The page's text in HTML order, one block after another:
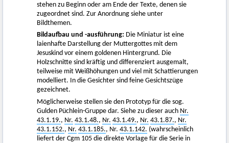
stehen zu Beginn oder am Ende der Texte, denen sie
zugeordnet sind. Zur Anordnung siehe unter
Bildthemen.
Bildaufbau und -ausführung: Die Miniatur ist eine
laienhafte Darstellung der Muttergottes mit dem
Jesuskind vor einem goldenen Hintergrund. Die
Holzschnitte sind kräftig und differenziert ausgemalt,
teilweise mit Weißhöhungen und viel mit Schattierungen
modelliert. In die Gesichter sind feine Gesichtszüge
gezeichnet.
Möglicherweise stellen sie den Prototyp für die sog.
Gulden Püchlein-Gruppe dar. Siehe zu dieser auch Nr.
43.1.19., Nr. 43.1.48., Nr. 43.1.49., Nr. 43.1.87., Nr.
43.1.152., Nr. 43.1.185., Nr. 43.1.142. (wahrscheinlich
liefert der Cgm 105 die direkte Vorlage für die Serie in